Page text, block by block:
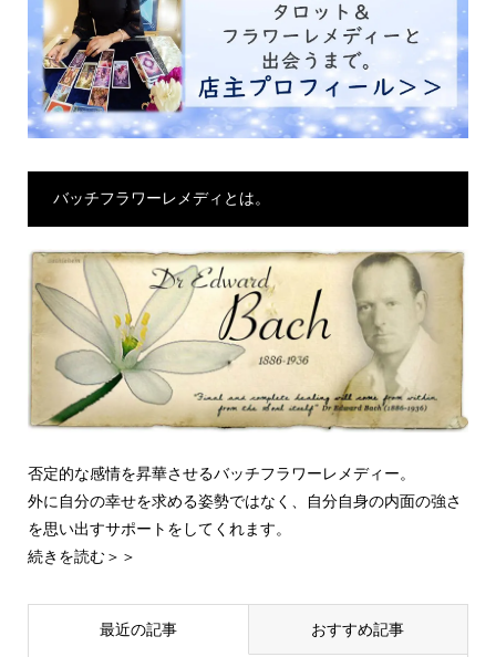
バッチフラワーレメディとは。
否定的な感情を昇華させるバッチフラワーレメディー。
外に自分の幸せを求める姿勢ではなく、自分自身の内面の強さ
を思い出すサポートをしてくれます。
続きを読む＞＞
最近の記事 おすすめ記事